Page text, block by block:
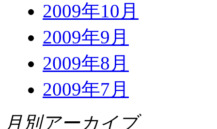
2009年10月
2009年9月
2009年8月
2009年7月
月別アーカイブ